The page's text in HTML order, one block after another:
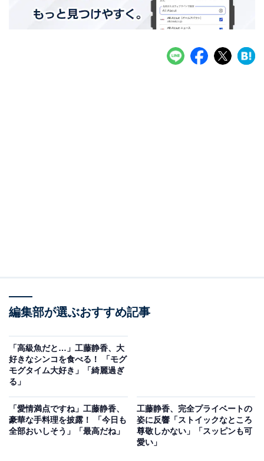
編集部が選ぶおすすめ記事
「高級魚だと…」工藤静香、大
好きなシンコを食べる！ 「モグ
モグタイム大好き」「綺麗過ぎ
る」
「愛情満点ですね」工藤静香、
豪華な手料理を披露！ 「今日も
全部おいしそう」「最高だね」
工藤静香、完全プライベートの
姿に反響「ストイックなところ
尊敬しかない」「スッピンも可
愛い」